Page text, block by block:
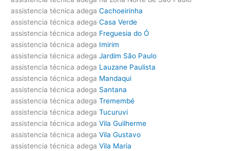
assistencia técnica adega Cachoeirinha
assistencia técnica adega Casa Verde
assistencia técnica adega Freguesia do Ó
assistencia técnica adega Imirim
assistencia técnica adega Jardim São Paulo
assistencia técnica adega Lauzane Paulista
assistencia técnica adega Mandaqui
assistencia técnica adega Santana
assistencia técnica adega Tremembé
assistencia técnica adega Tucuruvi
assistencia técnica adega Vila Guilherme
assistencia técnica adega Vila Gustavo
assistencia técnica adega Vila Maria